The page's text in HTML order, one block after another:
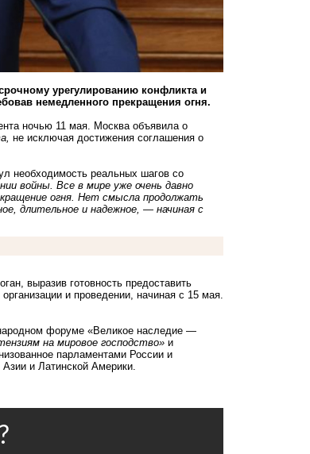
урегулированию конфликта и
немедленного прекращения огня.
ночью 11 мая. Москва объявила о
не исключая достижения соглашения о
необходимость реальных шагов со
войны. Все в мире уже очень давно
огня. Нет смысла продолжать
длительное и надежное, — начиная с
выразив готовность предоставить
и проведении, начиная с 15 мая.
форуме «Великое наследие —
на мировое господство» и
парламентами России и
и Латинской Америки.